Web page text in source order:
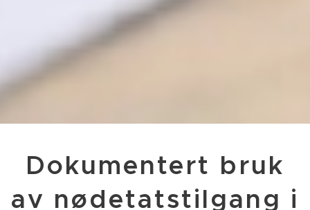
Dokumentert bruk
av nødetatstilgang i